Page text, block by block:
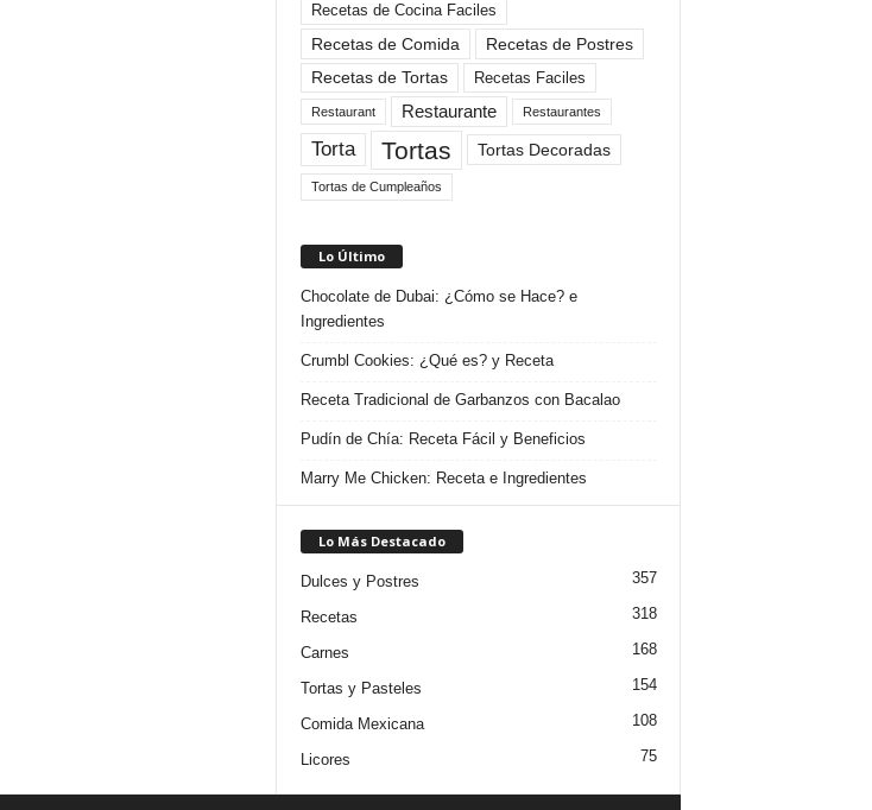
Recetas de Cocina Faciles
Recetas de Comida
Recetas de Postres
Recetas de Tortas
Recetas Faciles
Restaurant Restaurante Restaurantes
Torta Tortas Tortas Decoradas
Tortas de Cumpleaños
Lo Último
Chocolate de Dubai: ¿Cómo se Hace? e
Ingredientes
Crumbl Cookies: ¿Qué es? y Receta
Receta Tradicional de Garbanzos con Bacalao
Pudín de Chía: Receta Fácil y Beneficios
Marry Me Chicken: Receta e Ingredientes
Lo Más Destacado
Dulces y Postres 357
Recetas 318
Carnes 168
Tortas y Pasteles 154
Comida Mexicana 108
Licores 75